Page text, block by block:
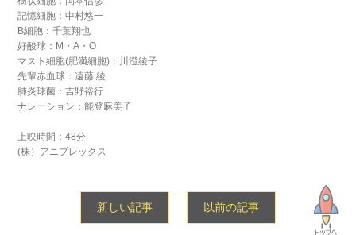
記憶細胞：中村悠一
B細胞：千葉翔也
好酸球：M・A・O
マスト細胞(肥満細胞)：川澄綾子
先輩赤血球：遠藤 綾
肺炎球菌：吉野裕行
ナレーション：能登麻美子
上映時間：48分
(株）アニプレックス
新しい記事 以前の記事